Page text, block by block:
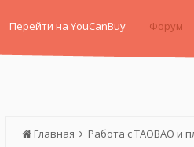
Перейти на YouCanBuy Форум
Главная Работа с TAOBAO и